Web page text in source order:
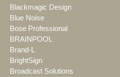
Blackmagic Design
Blue Noise
Bose Professional
BRAINPOOL
Brand-L
BrightSign
Broadcast Solutions